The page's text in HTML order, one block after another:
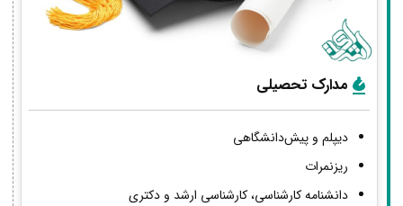
مدارک تحصیلی
دیپلم و پیش‌دانشگاهی
ریزنمرات
دانشنامه کارشناسی، کارشناسی ارشد و دکتری